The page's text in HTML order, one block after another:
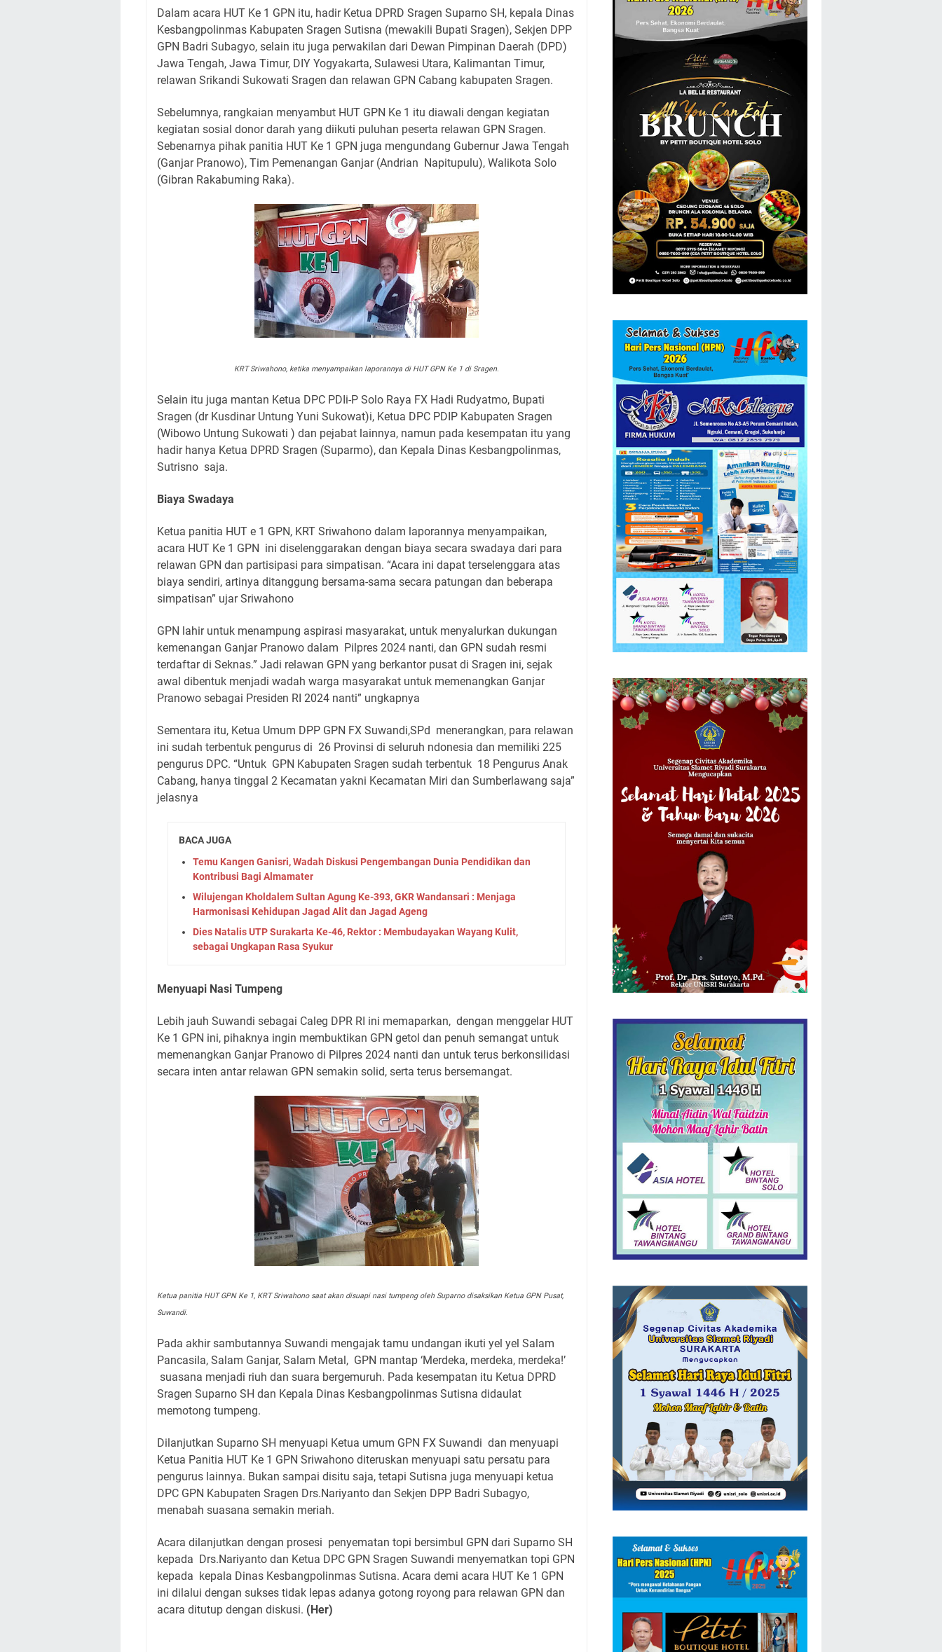
Dalam acara HUT Ke 1 GPN itu, hadir Ketua DPRD Sragen Suparno SH, kepala Dinas
Kesbangpolinmas Kabupaten Sragen Sutisna (mewakili Bupati Sragen), Sekjen DPP
GPN Badri Subagyo, selain itu juga perwakilan dari Dewan Pimpinan Daerah (DPD)
Jawa Tengah, Jawa Timur, DIY Yogyakarta, Sulawesi Utara, Kalimantan Timur,
relawan Srikandi Sukowati Sragen dan relawan GPN Cabang kabupaten Sragen.
Sebelumnya, rangkaian menyambut HUT GPN Ke 1 itu diawali dengan kegiatan
kegiatan sosial donor darah yang diikuti puluhan peserta relawan GPN Sragen.
Sebenarnya pihak panitia HUT Ke 1 GPN juga mengundang Gubernur Jawa Tengah
(Ganjar Pranowo), Tim Pemenangan Ganjar (Andrian Napitupulu), Walikota Solo
(Gibran Rakabuming Raka).
KRT Sriwahono, ketika menyampaikan laporannya di HUT GPN Ke 1 di Sragen.
Selain itu juga mantan Ketua DPC PDIi-P Solo Raya FX Hadi Rudyatmo, Bupati
Sragen (dr Kusdinar Untung Yuni Sukowat)i, Ketua DPC PDIP Kabupaten Sragen
(Wibowo Untung Sukowati ) dan pejabat lainnya, namun pada kesempatan itu yang
hadir hanya Ketua DPRD Sragen (Suparmo), dan Kepala Dinas Kesbangpolinmas,
Sutrisno saja.
Biaya Swadaya
Ketua panitia HUT e 1 GPN, KRT Sriwahono dalam laporannya menyampaikan,
acara HUT Ke 1 GPN ini diselenggarakan dengan biaya secara swadaya dari para
relawan GPN dan partisipasi para simpatisan. “Acara ini dapat terselenggara atas
biaya sendiri, artinya ditanggung bersama-sama secara patungan dan beberapa
simpatisan” ujar Sriwahono
GPN lahir untuk menampung aspirasi masyarakat, untuk menyalurkan dukungan
kemenangan Ganjar Pranowo dalam Pilpres 2024 nanti, dan GPN sudah resmi
terdaftar di Seknas.” Jadi relawan GPN yang berkantor pusat di Sragen ini, sejak
awal dibentuk menjadi wadah warga masyarakat untuk memenangkan Ganjar
Pranowo sebagai Presiden RI 2024 nanti” ungkapnya
Sementara itu, Ketua Umum DPP GPN FX Suwandi,SPd menerangkan, para relawan
ini sudah terbentuk pengurus di 26 Provinsi di seluruh ndonesia dan memiliki 225
pengurus DPC. “Untuk GPN Kabupaten Sragen sudah terbentuk 18 Pengurus Anak
Cabang, hanya tinggal 2 Kecamatan yakni Kecamatan Miri dan Sumberlawang saja”
jelasnya
BACA JUGA
Temu Kangen Ganisri, Wadah Diskusi Pengembangan Dunia Pendidikan dan
Kontribusi Bagi Almamater
Wilujengan Kholdalem Sultan Agung Ke-393, GKR Wandansari : Menjaga
Harmonisasi Kehidupan Jagad Alit dan Jagad Ageng
Dies Natalis UTP Surakarta Ke-46, Rektor : Membudayakan Wayang Kulit,
sebagai Ungkapan Rasa Syukur
Menyuapi Nasi Tumpeng
Lebih jauh Suwandi sebagai Caleg DPR RI ini memaparkan, dengan menggelar HUT
Ke 1 GPN ini, pihaknya ingin membuktikan GPN getol dan penuh semangat untuk
memenangkan Ganjar Pranowo di Pilpres 2024 nanti dan untuk terus berkonsilidasi
secara inten antar relawan GPN semakin solid, serta terus bersemangat.
Ketua panitia HUT GPN Ke 1, KRT Sriwahono saat akan disuapi nasi tumpeng oleh Suparno disaksikan Ketua GPN Pusat,
Suwandi.
Pada akhir sambutannya Suwandi mengajak tamu undangan ikuti yel yel Salam
Pancasila, Salam Ganjar, Salam Metal, GPN mantap ‘Merdeka, merdeka, merdeka!’
suasana menjadi riuh dan suara bergemuruh. Pada kesempatan itu Ketua DPRD
Sragen Suparno SH dan Kepala Dinas Kesbangpolinmas Sutisna didaulat
memotong tumpeng.
Dilanjutkan Suparno SH menyuapi Ketua umum GPN FX Suwandi dan menyuapi
Ketua Panitia HUT Ke 1 GPN Sriwahono diteruskan menyuapi satu persatu para
pengurus lainnya. Bukan sampai disitu saja, tetapi Sutisna juga menyuapi ketua
DPC GPN Kabupaten Sragen Drs.Nariyanto dan Sekjen DPP Badri Subagyo,
menabah suasana semakin meriah.
Acara dilanjutkan dengan prosesi penyematan topi bersimbul GPN dari Suparno SH
kepada Drs.Nariyanto dan Ketua DPC GPN Sragen Suwandi menyematkan topi GPN
kepada kepala Dinas Kesbangpolinmas Sutisna. Acara demi acara HUT Ke 1 GPN
ini dilalui dengan sukses tidak lepas adanya gotong royong para relawan GPN dan
acara ditutup dengan diskusi. (Her)